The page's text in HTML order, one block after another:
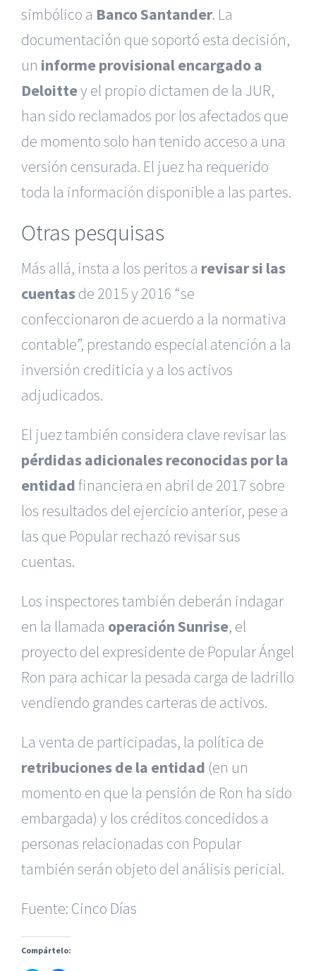
simbólico a BancoSantander. La
documentación que soportó esta decisión,
un informe provisional encargado a
Deloittey el propio dictamen de la JUR,
han sido reclamados por los afectados que
de momento solo han tenido acceso a una
versión censurada. El juez ha requerido
toda la información disponible a las partes.
Otras pesquisas
Más allá, insta a los peritos a revisar si las
cuentasde 2015 y 2016 “se
confeccionaron de acuerdo a la normativa
contable”, prestando especial atención a la
inversión crediticia y a los activos
adjudicados.
El juez también considera clave revisar las
pérdidas adicionales reconocidas por la
entidadfinanciera en abril de 2017 sobre
los resultados del ejercicio anterior, pese a
las que Popular rechazó revisar sus
cuentas.
Los inspectores también deberán indagar
en la llamada operación Sunrise, el
proyecto del expresidente de Popular Ángel
Ron para achicar la pesada carga de ladrillo
vendiendo grandes carteras de activos.
La venta de participadas, la política de
retribuciones de la entidad (en un
momento en que la pensión de Ron ha sido
embargada) y los créditos concedidos a
personas relacionadas con Popular
también serán objeto del análisis pericial.
Fuente: Cinco Días
Compártelo:
|Reclamación de Accidentes en Alicante| Reclamación
de Accidentes en Madrid|BGD Abogados Madrid
|Formación para Abogados
|Hacer Contrato De